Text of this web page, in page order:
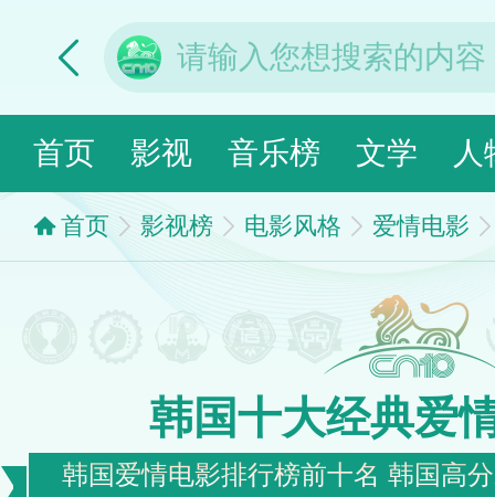
首页 影视 音乐榜 文学 人
首页 影视榜 电影风格 爱情电影
韩国十大经典爱
韩国爱情电影排行榜前十名 韩国高